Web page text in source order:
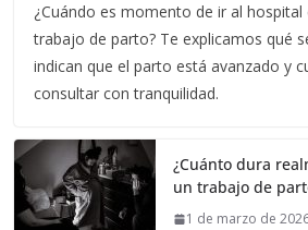
¿Cuándo es momento de ir al hospital
trabajo de parto? Te explicamos qué
indican que el parto está avanzado y
consultar con tranquilidad.
¿Cuánto dura
un trabajo de
1 de marzo de